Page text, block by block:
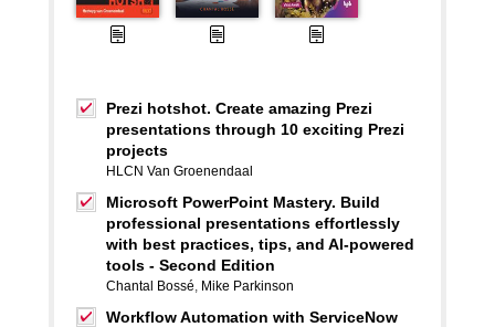
Prezi hotshot. Create amazing Prezi
presentations through 10 exciting Prezi
projects
HLCN Van Groenendaal
Microsoft PowerPoint Mastery. Build
professional presentations effortlessly
with best practices, tips, and AI-powered
tools - Second Edition
Chantal Bossé, Mike Parkinson
Workflow Automation with ServiceNow